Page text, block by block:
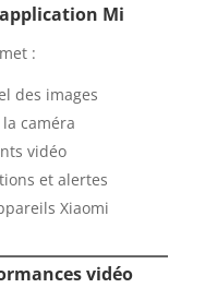
Mi
:
des images
caméra
vidéo
et alertes
Xiaomi
vidéo